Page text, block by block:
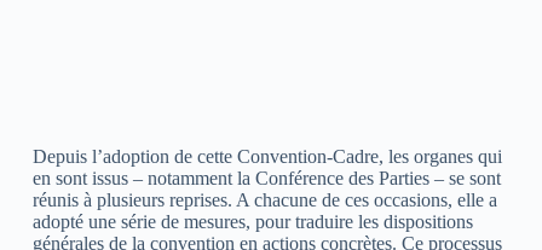
Depuis l’adoption de cette Convention-Cadre, les organes qui
en sont issus – notamment la Conférence des Parties – se sont
réunis à plusieurs reprises. A chacune de ces occasions, elle a
adopté une série de mesures, pour traduire les dispositions
générales de la convention en actions concrètes. Ce processus